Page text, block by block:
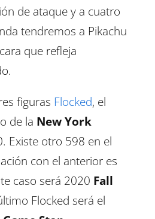
de ataque y a cuatro
tendremos a Pikachu
que refleja
figuras Flocked, el
de la New York
Existe otro 598 en el
con el anterior es
caso será 2020 Fall
Flocked será el